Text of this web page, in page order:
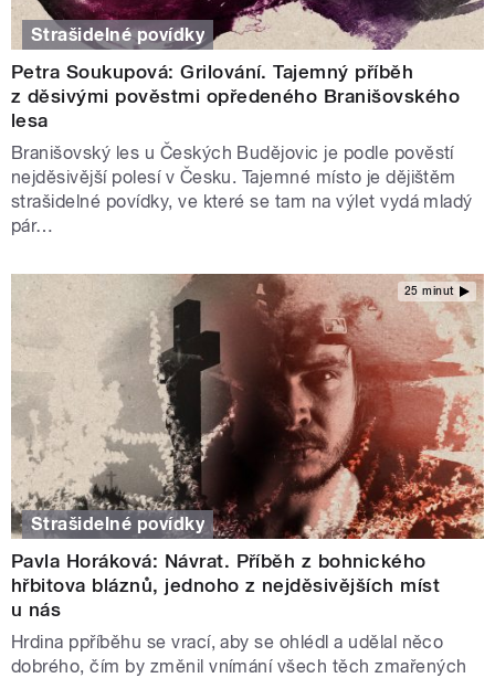
Strašidelné povídky
Petra Soukupová: Grilování. Tajemný příběh
z děsivými pověstmi opředeného Branišovského
lesa
Branišovský les u Českých Budějovic je podle pověstí
nejděsivější polesí v Česku. Tajemné místo je dějištěm
strašidelné povídky, ve které se tam na výlet vydá mladý
pár…
25 minut
Strašidelné povídky
Pavla Horáková: Návrat. Příběh z bohnického
hřbitova bláznů, jednoho z nejděsivějších míst
u nás
Hrdina ppříběhu se vrací, aby se ohlédl a udělal něco
dobrého, čím by změnil vnímání všech těch zmařených